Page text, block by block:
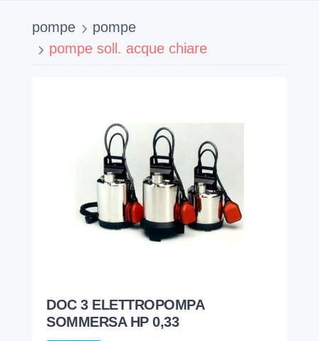
pompe
pompe
pompe soll. acque chiare
DOC 3 ELETTROPOMPA
SOMMERSA HP 0,33